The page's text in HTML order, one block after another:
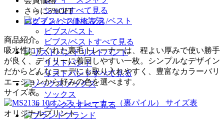
シャツすべて見る
ビブス/ベスト
ビブス/ベスト
ビブス/ベストすべて見る
リストバンド
リストバンド
リストバンドすべて見る
ソックス
ソックス
ソックスすべて見る
ブランド
さらに5%OFF
ログインして価格表示
商品紹介
吸水性にすぐれた裏毛トレーナーは、程よい厚みで使い勝手
が良く、デイリーに着回しやすい一枚。シンプルなデザイン
だからどんなコーデにも取り入れやすく、豊富なカラーバリ
エーションから好みの色を選べます。
サイズ表
オリジナルプリント